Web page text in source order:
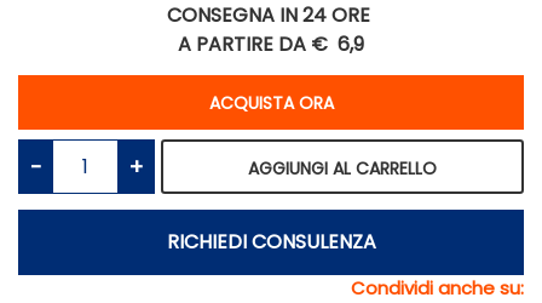
CONSEGNA IN 24 ORE
A PARTIRE DA € 6,9
ACQUISTA ORA
Quantità
AGGIUNGI AL CARRELLO
RICHIEDI CONSULENZA
Condividi anche su: